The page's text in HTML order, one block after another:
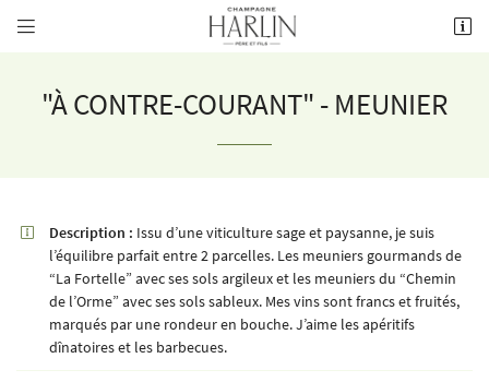
 
03 26 58 34 38
Adresse email de réception
"À CONTRE-COURANT" - MEUNIER
 Description : Issu d’une viticulture sage et paysanne, je suis
l’équilibre parfait entre 2 parcelles. Les meuniers gourmands de
“La Fortelle” avec ses sols argileux et les meuniers du “Chemin
de l’Orme” avec ses sols sableux. Mes vins sont francs et fruités,
marqués par une rondeur en bouche. J’aime les apéritifs
dînatoires et les barbecues.